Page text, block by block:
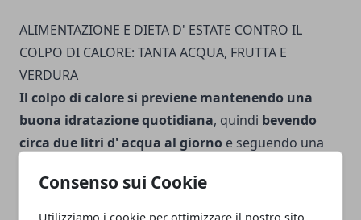
Consenso sui Cookie
Utilizziamo i cookie per ottimizzare il nostro sito
ALIMENTAZIONE E DIETA D' ESTATE CONTRO IL
COLPO DI CALORE: TANTA ACQUA, FRUTTA E
VERDURA
Il colpo di calore si previene mantenendo una
buona idratazione quotidiana, quindi bevendo
circa due litri d' acqua al giorno e seguendo una
Naturalmente è importante anche
esposizione al sole e l' attività fisica nelle ore più